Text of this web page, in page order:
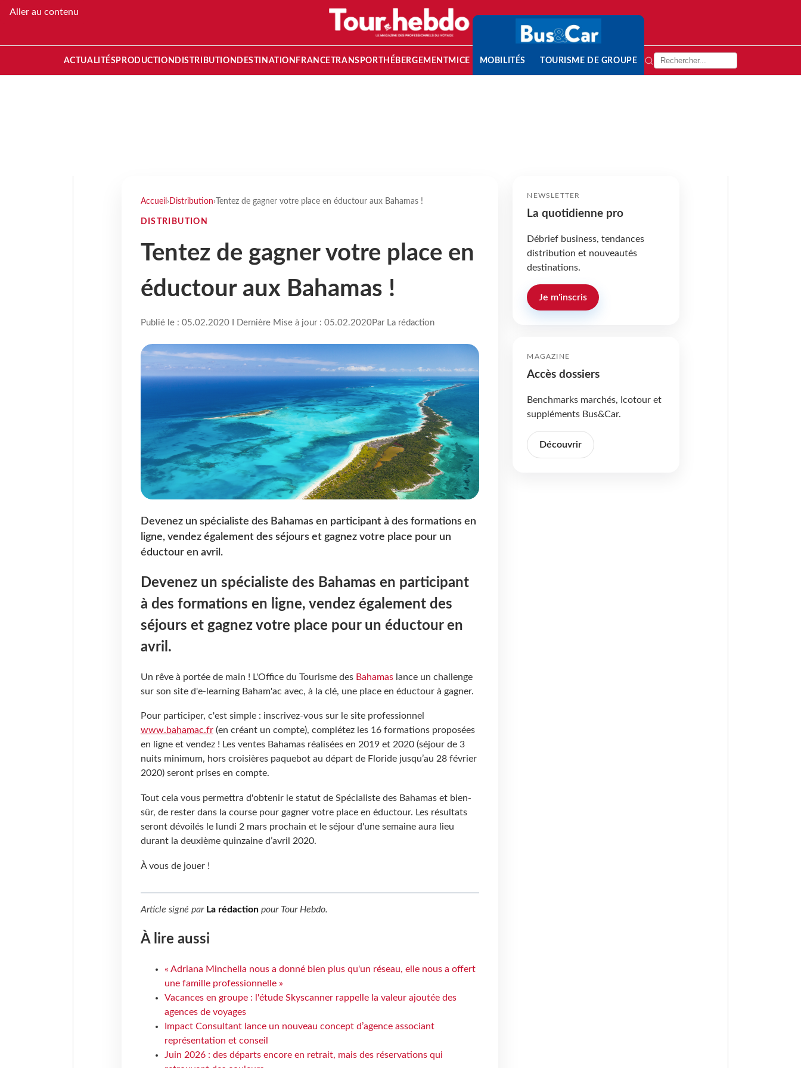
Aller au contenu
ACTUALITÉS PRODUCTION DISTRIBUTION DESTINATION FRANCETRANSPORT HÉBERGEMENTMICE MOBILITÉS TOURISME DE GROUPE
Accueil › Distribution› Tentez de gagner votre place en éductour aux Bahamas !
DISTRIBUTION
Tentez de gagner votre place en
éductour aux Bahamas !
Publié le : 05.02.2020 I Dernière Mise à jour : 05.02.2020Par La rédaction
Devenez un spécialiste des Bahamas en participant à des formations en
ligne, vendez également des séjours et gagnez votre place pour un
éductour en avril.
Devenez un spécialiste des Bahamas en participant
à des formations en ligne, vendez également des
séjours et gagnez votre place pour un éductour en
avril.
Un rêve à portée de main ! L'Office du Tourisme des Bahamaslance un challenge
sur son site d'e-learning Baham'ac avec, à la clé, une place en éductour à gagner.
Pour participer, c'est simple : inscrivez-vous sur le site professionnel
www.bahamac.fr(en créant un compte), complétez les 16 formations proposées
en ligne et vendez ! Les ventes Bahamas réalisées en 2019 et 2020 (séjour de 3
nuits minimum, hors croisières paquebot au départ de Floride jusqu’au 28 février
2020) seront prises en compte.
Tout cela vous permettra d'obtenir le statut de Spécialiste des Bahamas et bien-
sûr, de rester dans la course pour gagner votre place en éductour. Les résultats
seront dévoilés le lundi 2 mars prochain et le séjour d'une semaine aura lieu
durant la deuxième quinzaine d’avril 2020.
À vous de jouer !
Article signé par La rédactionpour Tour Hebdo.
À lire aussi
« Adriana Minchella nous a donné bien plus qu'un réseau, elle nous a offert
une famille professionnelle »
Vacances en groupe : l'étude Skyscanner rappelle la valeur ajoutée des
agences de voyages
Impact Consultant lance un nouveau concept d’agence associant
représentation et conseil
Juin 2026 : des départs encore en retrait, mais des réservations qui
NEWSLETTER
La quotidienne pro
Débrief business, tendances
distribution et nouveautés
destinations.
Je m'inscris
MAGAZINE
Accès dossiers
Benchmarks marchés, Icotour et
suppléments Bus&Car.
Découvrir